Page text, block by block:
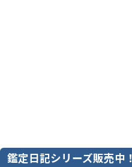
鑑定日記シリーズ販売中！